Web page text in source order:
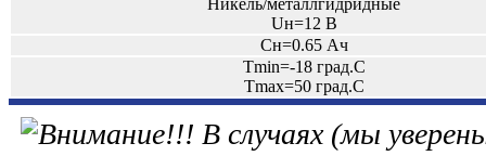
Никель/металлгидридные
Uн=12 В
Сн=0.65 Ач
Tmin=-18 град.С
Tmax=50 град.С
В случаях (мы